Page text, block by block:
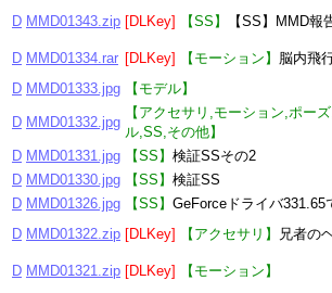
D MMD01343.zip [DLKey] 【SS】 【SS】MMD報
D MMD01334.rar [DLKey] 【モーション】 脳内飛
D MMD01333.jpg 【モデル】
D MMD01332.jpg
【アクセサリ,モーション,ポー
ル,SS,その他】
D MMD01331.jpg 【SS】 検証SSその2
D MMD01330.jpg 【SS】 検証SS
D MMD01326.jpg 【SS】 GeForceドライバ331.65
D MMD01322.zip [DLKey] 【アクセサリ】 兄者の
D MMD01321.zip [DLKey] 【モーション】